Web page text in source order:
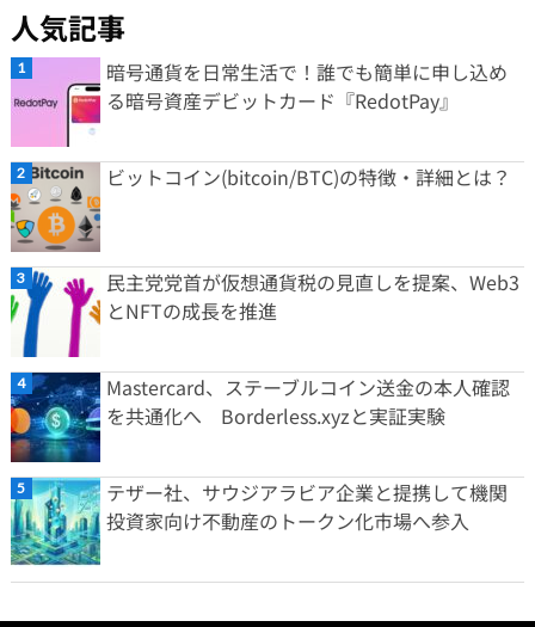
人気記事
暗号通貨を日常生活で！誰でも簡単に申し込め
る暗号資産デビットカード『RedotPay』
ビットコイン(bitcoin/BTC)の特徴・詳細とは？
民主党党首が仮想通貨税の見直しを提案、Web3
とNFTの成長を推進
Mastercard、ステーブルコイン送金の本人確認
を共通化へ Borderless.xyzと実証実験
テザー社、サウジアラビア企業と提携して機関
投資家向け不動産のトークン化市場へ参入